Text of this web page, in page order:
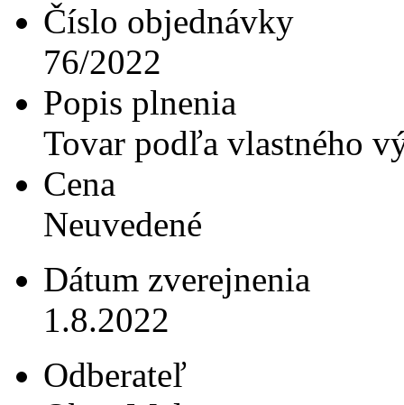
Číslo objednávky
76/2022
Popis plnenia
Tovar podľa vlastného
Cena
Neuvedené
Dátum zverejnenia
1.8.2022
Odberateľ